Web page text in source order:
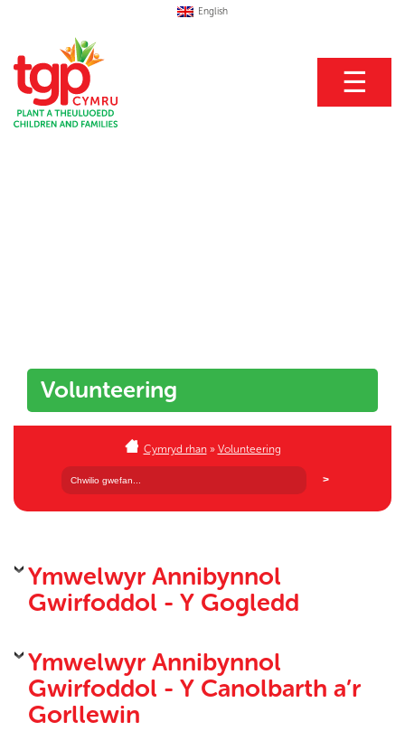
English
☰
Volunteering
Cymryd rhan» Volunteering
Ymwelwyr Annibynnol
Gwirfoddol - Y Gogledd
Ymwelwyr Annibynnol
Gwirfoddol - Y Canolbarth a’r
Gorllewin